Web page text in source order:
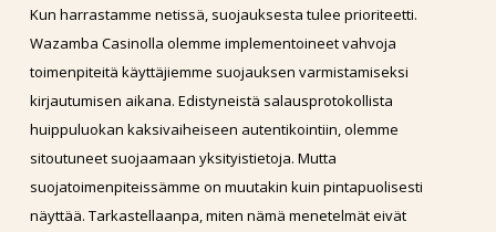
Kun harrastamme netissä, suojauksesta tulee prioriteetti.
Wazamba Casinolla olemme implementoineet vahvoja
toimenpiteitä käyttäjiemme suojauksen varmistamiseksi
kirjautumisen aikana. Edistyneistä salausprotokollista
huippuluokan kaksivaiheiseen autentikointiin, olemme
sitoutuneet suojaamaan yksityistietoja. Mutta
suojatoimenpiteissämme on muutakin kuin pintapuolisesti
näyttää. Tarkastellaanpa, miten nämä menetelmät eivät